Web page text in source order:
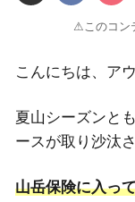
⚠このコン
こんにちは、ア
夏山シーズンと
ースが取り沙汰
山岳保険に入っ